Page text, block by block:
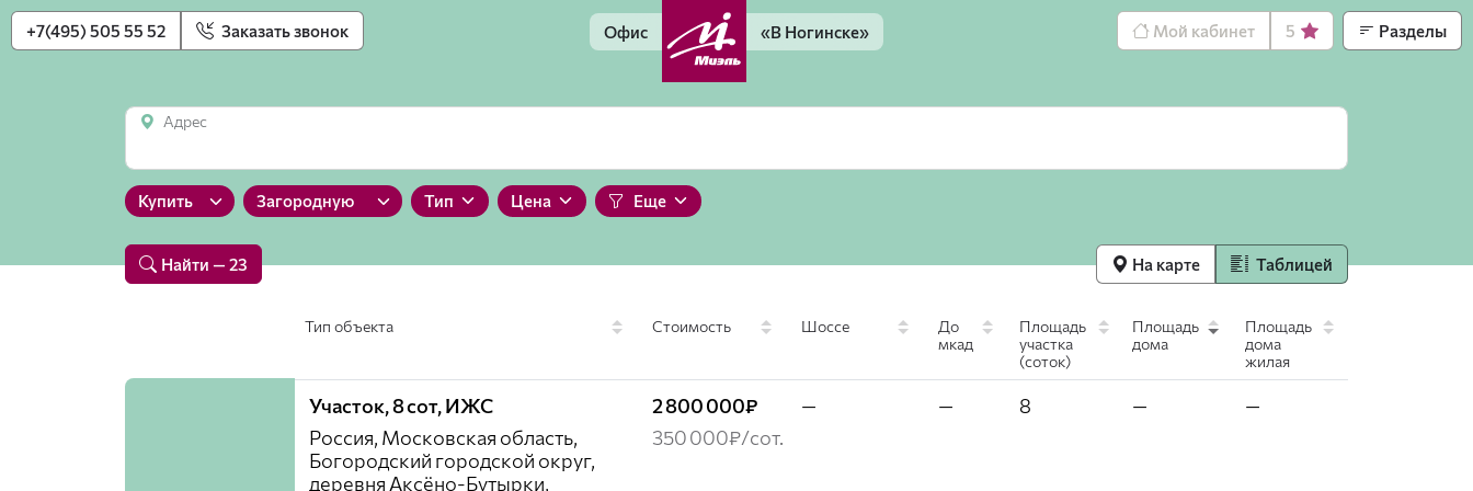
+7(495) 505 55 52 Заказать звонок Мой кабинет 5 Разделы
Офис «В Ногинске»
Адрес
Купить Загородную Тип Цена Еще
Найти — 23 На карте Таблицей
Тип объекта Стоимость Шоссе
До
мкад
Площадь
участка
(соток)
Площадь
дома
Площадь
дома
жилая
Участок, 8 сот, ИЖС
Россия, Московская область,
Богородский городской округ,
деревня Аксёно-Бутырки,
2 800 000₽
350 000₽/сот.
— — 8 — —